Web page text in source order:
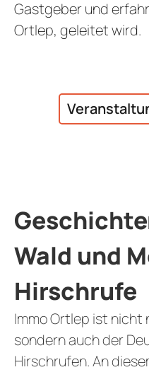
Gastgeber und
Ortlep, geleitet wird.
Wald und
Hirschrufe
Immo Ortlep ist nicht
sondern auch der
Hirschrufen. An